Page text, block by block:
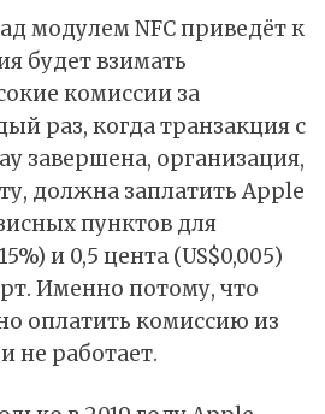
модулем NFC приведёт к
будет взимать
комиссии за
раз, когда транзакция с
завершена, организация,
должна заплатить Apple
пунктов для
и 0,5 цента (US$0,005)
Именно потому, что
оплатить комиссию из
не работает.